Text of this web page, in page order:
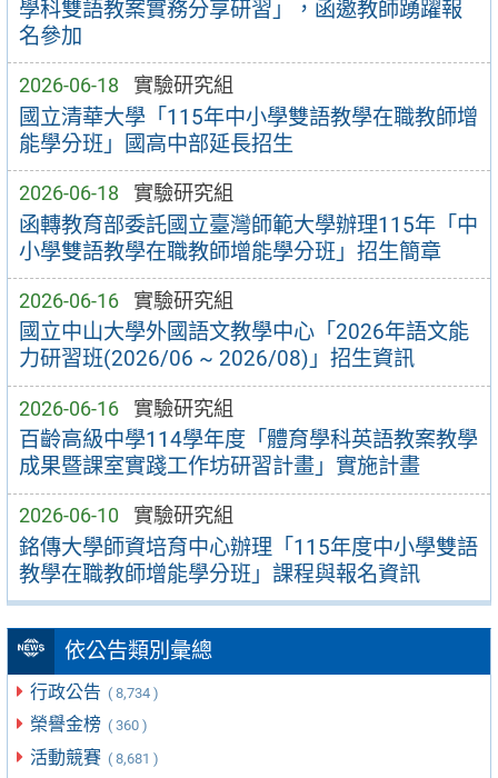
學科雙語教案實務分享研習」，函邀教師踴躍報
名參加
2026-06-18 實驗研究組
國立清華大學「115年中小學雙語教學在職教師增
能學分班」國高中部延長招生
2026-06-18 實驗研究組
函轉教育部委託國立臺灣師範大學辦理115年「中
小學雙語教學在職教師增能學分班」招生簡章
2026-06-16 實驗研究組
國立中山大學外國語文教學中心「2026年語文能
力研習班(2026/06 ~ 2026/08)」招生資訊
2026-06-16 實驗研究組
百齡高級中學114學年度「體育學科英語教案教學
成果暨課室實踐工作坊研習計畫」實施計畫
2026-06-10 實驗研究組
銘傳大學師資培育中心辦理「115年度中小學雙語
教學在職教師增能學分班」課程與報名資訊
依公告類別彙總
行政公告 ( 8,734 )
榮譽金榜 ( 360 )
活動競賽 ( 8,681 )